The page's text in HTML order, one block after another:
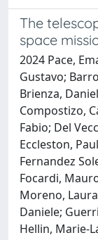
The
space
2024 Pace,
Gustavo;
Brienza,
Compostizo,
Fabio; Del
Eccleston,
Fernandez
Focardi,
Moreno,
Daniele;
Hellin, Marie-